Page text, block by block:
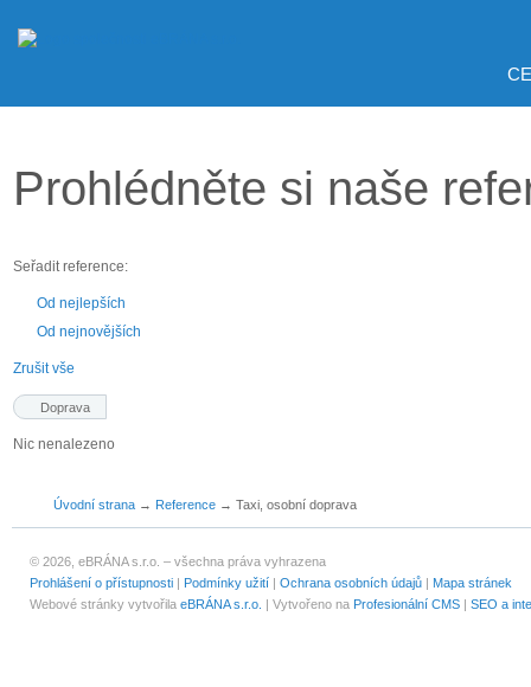
Prohlédněte si naše
Seřadit reference:
Od nejlepších
Od nejnovějších
Zrušit vše
Doprava
Nic nenalezeno
Úvodní strana → Reference → Taxi, osobní doprava
© 2026, eBRÁNA s.r.o. – všechna práva vyhrazena
Prohlášení o přístupnosti | Podmínky užití | Ochrana osobních údajů | Mapa stránek
Webové stránky vytvořila eBRÁNA s.r.o. | Vytvořeno na Profesionální CMS | SEO a